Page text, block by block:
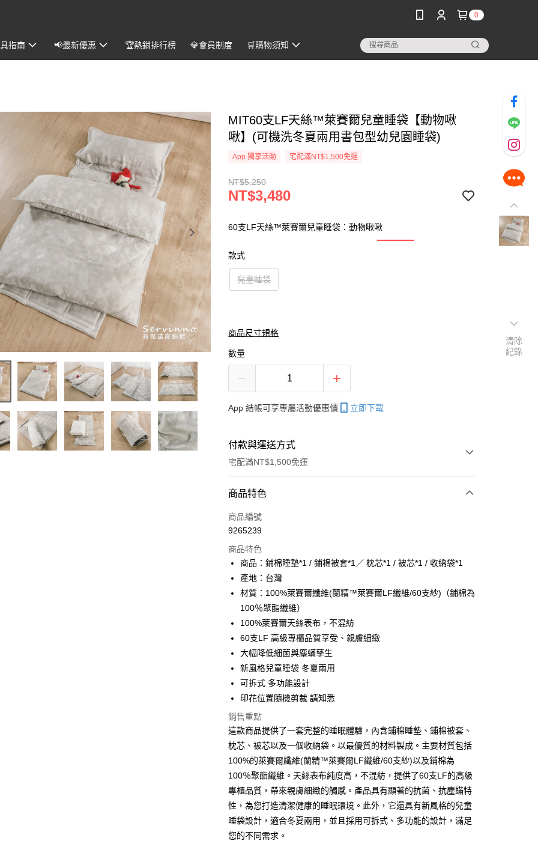
0
指南 📢最新優惠 🏆熱銷排行榜 💎會員制度 🛒購物須知
MIT60支LF天絲™萊賽爾兒童睡袋【動物啾
啾】(可機洗冬夏兩用書包型幼兒園睡袋)
App 獨享活動 宅配滿NT$1,500免運
NT$5,250
NT$3,480
60支LF天絲™萊賽爾兒童睡袋：動物啾啾
款式
兒童睡袋
商品尺寸規格
數量
App 結帳可享專屬活動優惠價 立即下載
付款與運送方式
宅配滿NT$1,500免運
付款方式
信用卡一次付款
Apple Pay
街口支付
悠遊付
全盈+PAY
ATM付款
運送方式
每筆NT$100，滿NT$1,500(含以上)免運費
商品特色
商品編號
9265239
商品特色
商品：鋪棉睡墊*1 / 鋪棉被套*1／ 枕芯*1 / 被芯*1 / 收納袋*1
產地：台灣
材質：100%萊賽爾纖維(蘭精™萊賽爾LF纖維/60支紗)（鋪棉為
100％聚酯纖維）
100%萊賽爾天絲表布，不混紡
60支LF 高級專櫃品質享受、親膚細緻
大幅降低細菌與塵蟎孳生
新風格兒童睡袋 冬夏兩用
可拆式 多功能設計
印花位置隨機剪裁 請知悉
銷售重點
這款商品提供了一套完整的睡眠體驗，內含鋪棉睡墊、鋪棉被套、
枕芯、被芯以及一個收納袋。以最優質的材料製成。主要材質包括
100%的萊賽爾纖維(蘭精™萊賽爾LF纖維/60支紗)以及鋪棉為
100％聚酯纖維。天絲表布純度高，不混紡，提供了60支LF的高級
專櫃品質，帶來親膚細緻的觸感。產品具有顯著的抗菌、抗塵蟎特
性，為您打造清潔健康的睡眠環境。此外，它還具有新風格的兒童
睡袋設計，適合冬夏兩用，並且採用可拆式、多功能的設計，滿足
您的不同需求。
清除
紀錄